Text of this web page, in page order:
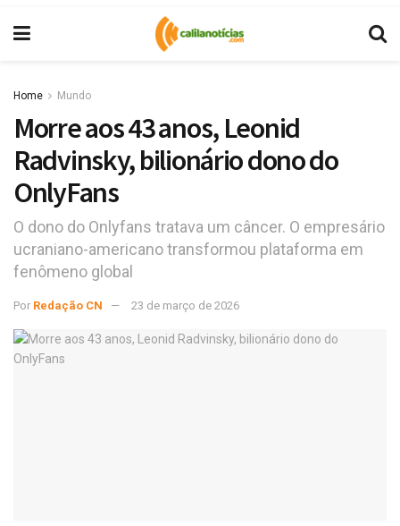
Home Mundo
Morre aos 43 anos, Leonid
Radvinsky, bilionário dono do
OnlyFans
O dono do Onlyfans tratava um câncer. O empresário
ucraniano-americano transformou plataforma em
fenômeno global
Por Redação CN 23 de março de 2026